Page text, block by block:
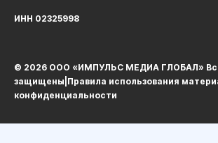
ИНН 02325998
© 2026 ООО «ИМПУЛЬС МЕДИА ГЛОБАЛ»
защищеныㅤ|ㅤ Правила использования
конфиденциальности